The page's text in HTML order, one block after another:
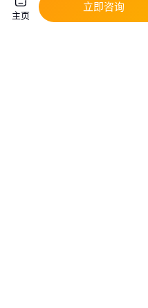
主页
立即咨询